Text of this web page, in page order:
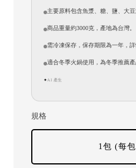
主要原料包含魚漿、糖、鹽、大豆
商品重量約3000克，產地為台灣。
需冷凍保存，保存期限為一年，詳
適合冬季火鍋使用，為冬季推薦產
✦AI 產生
規格
1包 (每